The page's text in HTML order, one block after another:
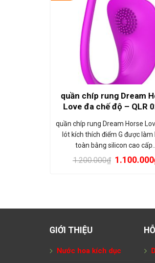
quần chíp rung Dream
Love đa chế độ – QLR
quần chíp rung Dream Horse
lót kích thích điểm G được làm
toàn bằng silicon cao
1.200.000₫ 1.100.000
GIỚI THIỆU
Nước hoa kích dục